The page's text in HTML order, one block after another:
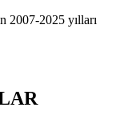
2007-2025 yılları